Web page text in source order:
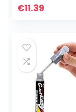
miniatuur
€11.39